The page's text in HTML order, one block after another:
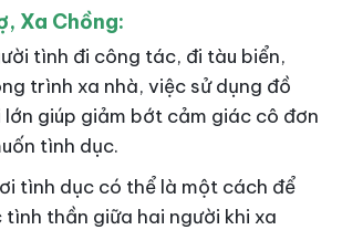
Xa Chồng:
tình đi công tác, đi tàu biển,
trình xa nhà, việc sử dụng đồ
lớn giúp giảm bớt cảm giác cô đơn
tình dục.
tình dục có thể là một cách để
tình thần giữa hai người khi xa